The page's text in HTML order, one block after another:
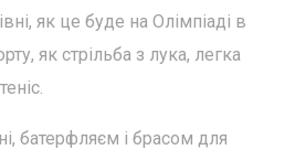
як це буде на Олімпіаді в
як стрільба з лука, легка
батерфляєм і брасом для